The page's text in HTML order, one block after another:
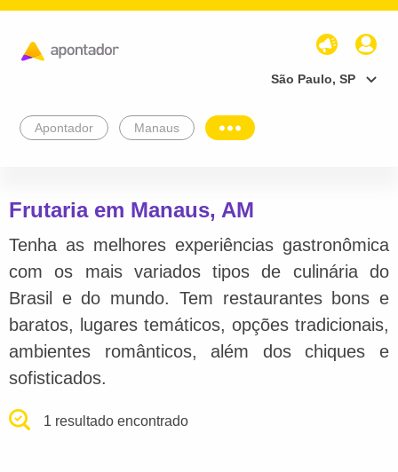
São Paulo, SP
Apontador Manaus
Frutaria em Manaus, AM
Tenha as melhores experiências gastronômica
com os mais variados tipos de culinária do
Brasil e do mundo. Tem restaurantes bons e
baratos, lugares temáticos, opções tradicionais,
ambientes românticos, além dos chiques e
sofisticados.
1 resultado encontrado